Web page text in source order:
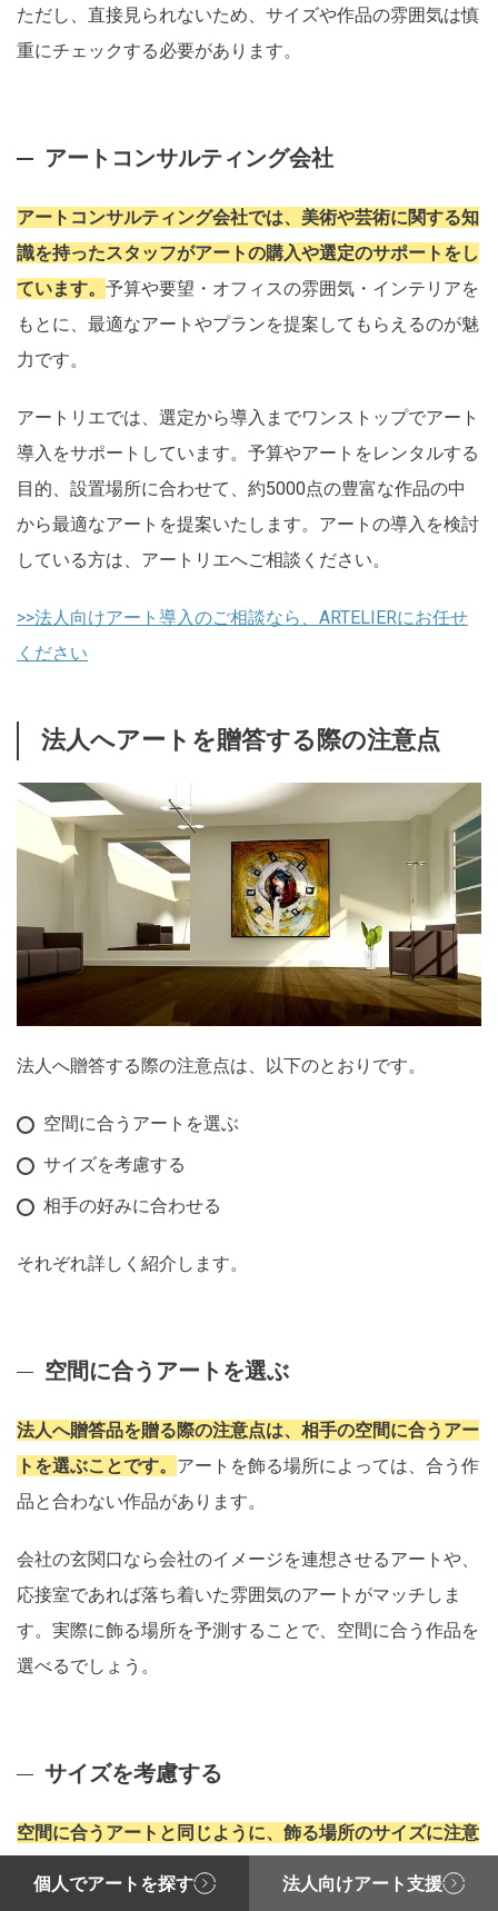
ただし、直接見られないため、サイズや作品の雰囲気は慎
重にチェックする必要があります。
アートコンサルティング会社
アートコンサルティング会社では、美術や芸術に関する知
識を持ったスタッフがアートの購入や選定のサポートをし
ています。 予算や要望・オフィスの雰囲気・インテリアを
もとに、最適なアートやプランを提案してもらえるのが魅
力です。
アートリエでは、選定から導入までワンストップでアート
導入をサポートしています。予算やアートをレンタルする
目的、設置場所に合わせて、約5000点の豊富な作品の中
から最適なアートを提案いたします。アートの導入を検討
している方は、アートリエへご相談ください。
>>法人向けアート導入のご相談なら、ARTELIERにお任せ
ください
法人へアートを贈答する際の注意点
法人へ贈答する際の注意点は、以下のとおりです。
空間に合うアートを選ぶ
サイズを考慮する
相手の好みに合わせる
それぞれ詳しく紹介します。
空間に合うアートを選ぶ
法人へ贈答品を贈る際の注意点は、相手の空間に合うアー
トを選ぶことです。 アートを飾る場所によっては、合う作
品と合わない作品があります。
会社の玄関口なら会社のイメージを連想させるアートや、
応接室であれば落ち着いた雰囲気のアートがマッチしま
す。実際に飾る場所を予測することで、空間に合う作品を
選べるでしょう。
サイズを考慮する
空間に合うアートと同じように、飾る場所のサイズに注意
して作品を選ぶことも重要です。
大きいサイズを贈ると飾
個人でアートを探す 法人向けアート支援